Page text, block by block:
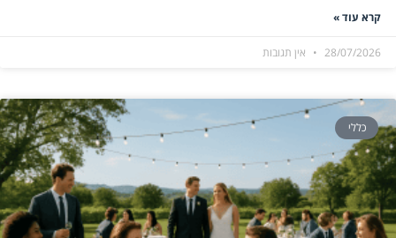
קרא עוד »
28/07/2026 אין תגובות
כללי